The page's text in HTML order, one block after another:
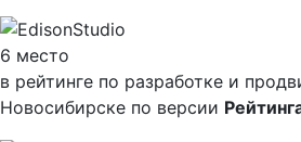
6 место
в рейтинге по разработке и
Новосибирске по версии